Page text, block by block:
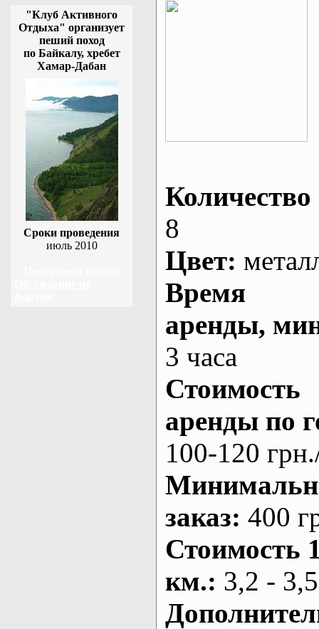
"Клуб Активного
Отдыха" организует
пеший поход
по Байкалу, хребет
Хамар-Дабан
Сроки проведения
июль 2010
Количество
8
Цвет:
Время
аренды,
3 часа
Стоимость
аренды по
100-120
заказ: 400
Стоимость
км.: 3,2 -